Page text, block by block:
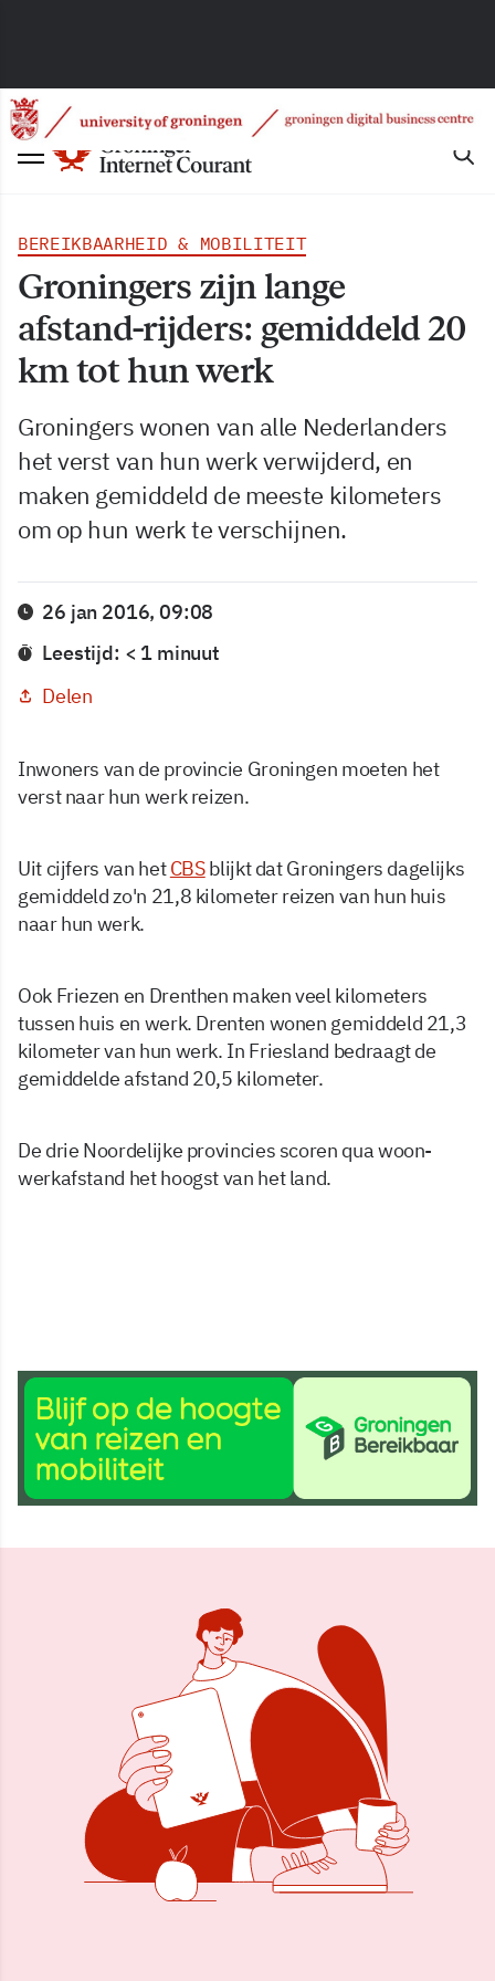
BEREIKBAARHEID & MOBILITEIT
Groningers zijn lange
afstand-rijders: gemiddeld 20
km tot hun werk
Groningers wonen van alle Nederlanders
het verst van hun werk verwijderd, en
maken gemiddeld de meeste kilometers
om op hun werk te verschijnen.
26 jan 2016, 09:08
Leestijd: < 1 minuut
Delen
Inwoners van de provincie Groningen moeten het
verst naar hun werk reizen.
Uit cijfers van hetCBSblijkt dat Groningers dagelijks
gemiddeld zo'n 21,8 kilometer reizen van hun huis
naar hun werk.
Ook Friezen en Drenthen maken veel kilometers
tussen huis en werk. Drenten wonen gemiddeld 21,3
kilometer van hun werk. In Friesland bedraagt de
gemiddelde afstand 20,5 kilometer.
De drie Noordelijke provincies scoren qua woon-
werkafstand het hoogst van het land.
26 jan 2016, 09:08
Delen